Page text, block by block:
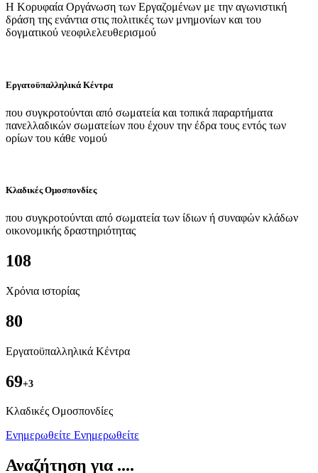
Η Κορυφαία Οργάνωση των Εργαζομένων με την αγωνιστική
δράση της ενάντια στις πολιτικές των μνημονίων και του
δογματικού νεοφιλελευθερισμού
Εργατοϋπαλληλικά Κέντρα
που συγκροτούνται από σωματεία και τοπικά παραρτήματα
πανελλαδικών σωματείων που έχουν την έδρα τους εντός των
ορίων του κάθε νομού
Κλαδικές Ομοσπονδίες
που συγκροτούνται από σωματεία των ίδιων ή συναφών κλάδων
οικονομικής δραστηριότητας
108
Χρόνια ιστορίας
80
Εργατοϋπαλληλικά Κέντρα
69+3
Kλαδικές Ομοσπονδίες
Ενημερωθείτε Ενημερωθείτε
Αναζήτηση για ....